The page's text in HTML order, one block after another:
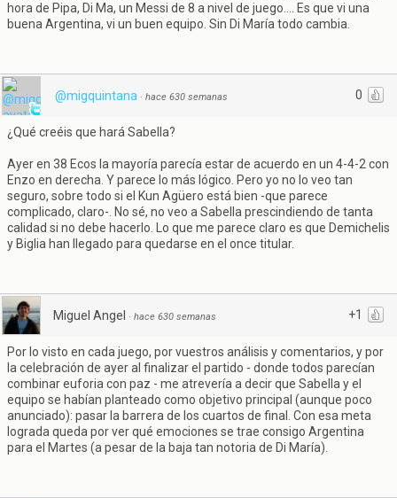
hora de Pipa, Di Ma, un Messi de 8 a nivel de juego.... Es que vi una
buena Argentina, vi un buen equipo. Sin Di María todo cambia.
0
@migquintana · hace 630 semanas
¿Qué creéis que hará Sabella?
Ayer en 38 Ecos la mayoría parecía estar de acuerdo en un 4-4-2 con
Enzo en derecha. Y parece lo más lógico. Pero yo no lo veo tan
seguro, sobre todo si el Kun Agüero está bien -que parece
complicado, claro-. No sé, no veo a Sabella prescindiendo de tanta
calidad si no debe hacerlo. Lo que me parece claro es que Demichelis
y Biglia han llegado para quedarse en el once titular.
+1
Miguel Angel · hace 630 semanas
Por lo visto en cada juego, por vuestros análisis y comentarios, y por
la celebración de ayer al finalizar el partido - donde todos parecían
combinar euforia con paz - me atrevería a decir que Sabella y el
equipo se habían planteado como objetivo principal (aunque poco
anunciado): pasar la barrera de los cuartos de final. Con esa meta
lograda queda por ver qué emociones se trae consigo Argentina
para el Martes (a pesar de la baja tan notoria de Di María).